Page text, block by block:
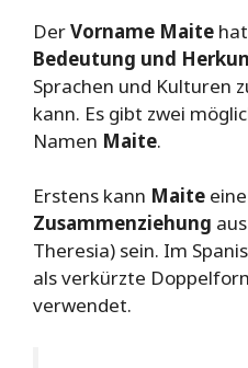
DerVorname Maite
Bedeutung und
Sprachen und Kulturen
kann. Es gibt zwei
Namen Maite.
Erstens kann Maite eine
Zusammenziehung
Theresia) sein. Im
als verkürzte
verwendet.